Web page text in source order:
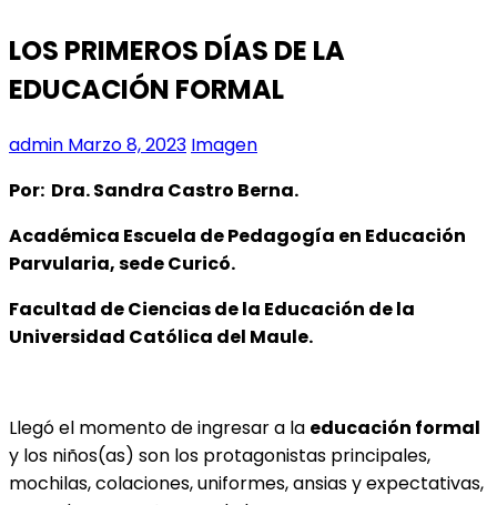
LOS PRIMEROS DÍAS DE LA
EDUCACIÓN FORMAL
admin Marzo 8, 2023 Imagen
Por: Dra. Sandra Castro Berna.
Académica Escuela de Pedagogía en Educación
Parvularia, sede Curicó.
Facultad de Ciencias de la Educación de la
Universidad Católica del Maule.
Llegó el momento de ingresar a la educación formal
y los niños(as) son los protagonistas principales,
mochilas, colaciones, uniformes, ansias y expectativas,